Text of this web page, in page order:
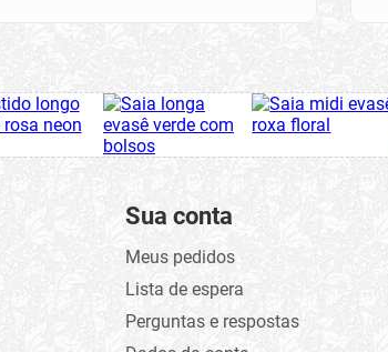
Sua conta
Meus pedidos
Lista de espera
Perguntas e respostas